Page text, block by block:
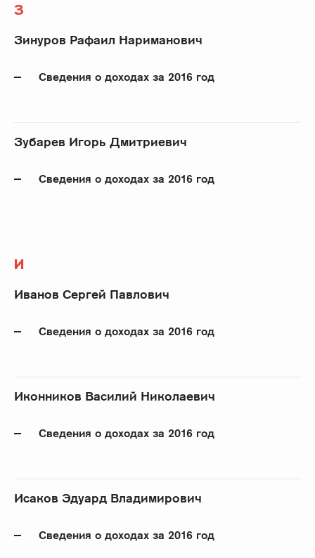
З
Зинуров Рафаил Нариманович
Сведения о доходах за 2016 год
Зубарев Игорь Дмитриевич
Сведения о доходах за 2016 год
И
Иванов Сергей Павлович
Сведения о доходах за 2016 год
Иконников Василий Николаевич
Сведения о доходах за 2016 год
Исаков Эдуард Владимирович
Сведения о доходах за 2016 год